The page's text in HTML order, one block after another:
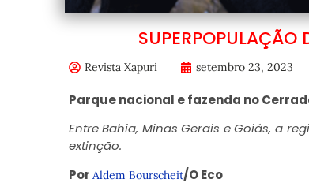
SUPERPOPULAÇÃO
Revista Xapuri setembro 23, 2023
Parque nacional e fazenda no
Entre Bahia, Minas Gerais e Goiás, a
extinção.
Por Aldem Bourscheit/O Eco